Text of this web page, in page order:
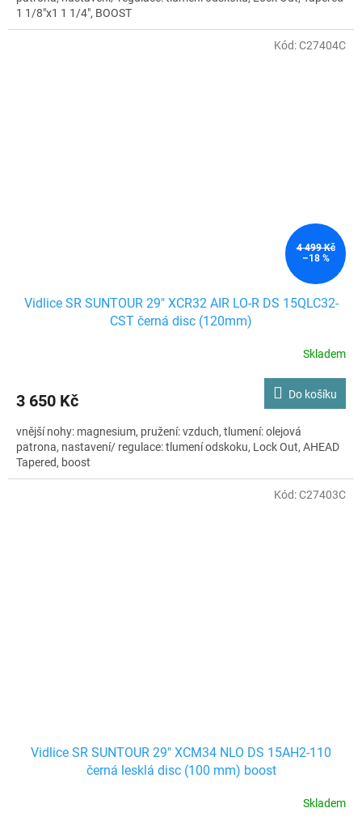
1 1/8"x1 1 1/4", BOOST
4 499 Kč
–18 %
Vidlice SR SUNTOUR 29" XCR32 AIR LO-R DS 15QLC32-
CST černá disc (120mm)
Skladem
3 650 Kč Do košíku
vnější nohy: magnesium, pružení: vzduch, tlumení: olejová
patrona, nastavení/ regulace: tlumení odskoku, Lock Out, AHEAD
Tapered, boost
Kód:C27404C
Vidlice SR SUNTOUR 29" XCM34 NLO DS 15AH2-110
černá lesklá disc (100 mm) boost
Skladem
Kód:C27403C